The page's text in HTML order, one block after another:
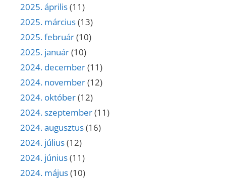
2025. április(11)
2025. március(13)
2025. február(10)
2025. január(10)
2024. december(11)
2024. november(12)
2024. október(12)
2024. szeptember(11)
2024. augusztus(16)
2024. július(12)
2024. június(11)
2024. május(10)